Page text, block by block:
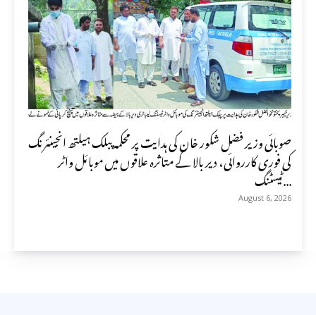
صوبائی وزیر فضل شکور خان کی ہدایت پر محکمہ پبلک ہیلتھ انجینئرنگ
کی فوری کارروائی، دیر بالا کے متاثرہ علاقوں میں موبائل واٹر
ٹیسٹنگ...
August 6, 2026